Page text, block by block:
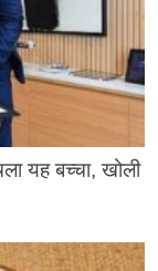
यह बच्चा, खोली